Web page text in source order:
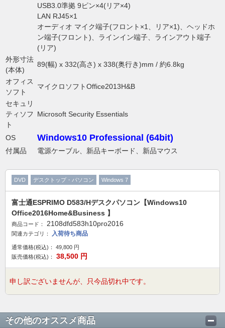
USB3.0準拠 9ピン×4(リア×4)
LAN RJ45×1
オーディオ マイク端子(フロント×1、リア×1)、ヘッドホ
ン端子(フロント)、ラインイン端子、ラインアウト端子
(リア)
外形寸法
(本体)
89(幅) x 332(高さ) x 338(奥行き)mm / 約6.8kg
オフィス
ソフト
マイクロソフトOffice2013H&B
セキュリ
ティソフ
ト
Microsoft Security Essentials
OS Windows10 Professional (64bit)
付属品 電源ケーブル、新品キーボード、新品マウス
DVD デスクトップ・パソコン Windows 7
富士通ESPRIMO D583/Hデスクパソコン【Windows10
Office2016Home&Business 】
商品コード： 2108dfd583h10pro2016
関連カテゴリ： 入荷待ち商品
通常価格(税込)： 49,800 円
販売価格(税込)：
38,500 円
申し訳ございませんが、只今品切れ中です。
その他のオススメ商品